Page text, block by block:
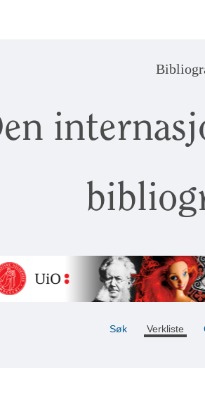
Søk Verkliste